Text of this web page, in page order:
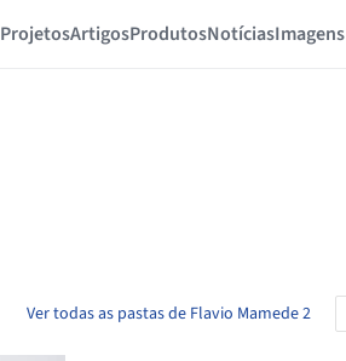
ProjetosArtigosProdutosNotíciasImagens
Ver todas as pastas de Flavio Mamede 2